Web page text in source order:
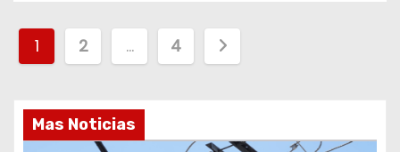
g
1 2 … 4
Mas Noticias